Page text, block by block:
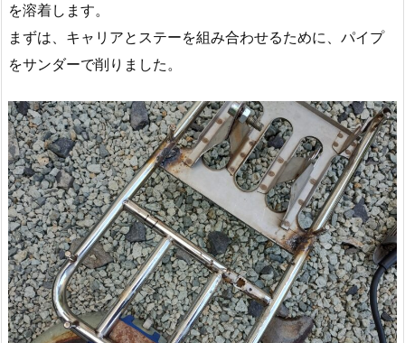
を溶着します。
まずは、キャリアとステーを組み合わせるために、パイプ
をサンダーで削りました。